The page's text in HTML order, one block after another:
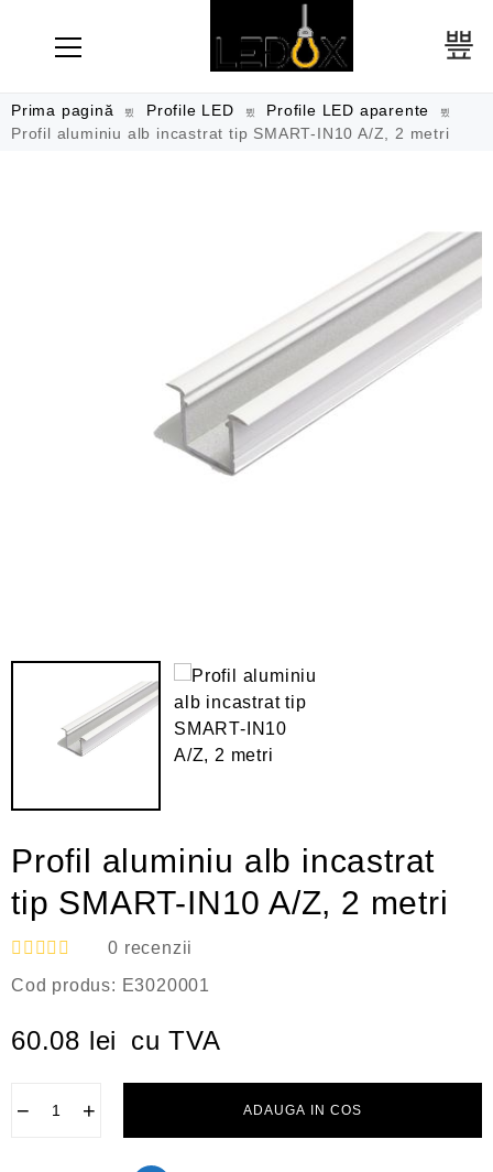
Prima pagină Profile LED
Profile LED aparente
Profil aluminiu alb incastrat tip SMART-IN10 A/Z, 2 metri
Profil aluminiu alb incastrat
tip SMART-IN10 A/Z, 2 metri
E
v
l
u
a
0 recenzii
Cod produs: E3020001
60.08 lei cu TVA
− + ADAUGA IN COS